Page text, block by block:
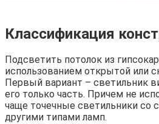
Классификация
Подсветить потолок из
использованием открытой или
Первый вариант – светильник
его только часть. Причем не
чаще точечные светильники со
другими типами ламп.